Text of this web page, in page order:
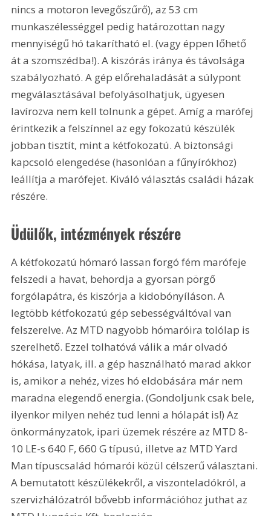
nincs a motoron levegőszűrő), az 53 cm
munkaszélességgel pedig határozottan nagy
mennyiségű hó takarítható el. (vagy éppen lőhető
át a szomszédba!). A kiszórás iránya és távolsága
szabályozható. A gép előrehaladását a súlypont
megválasztásával befolyásolhatjuk, ügyesen
lavírozva nem kell tolnunk a gépet. Amíg a marófej
érintkezik a felszínnel az egy fokozatú készülék
jobban tisztít, mint a kétfokozatú. A biztonsági
kapcsoló elengedése (hasonlóan a fűnyírókhoz)
leállítja a marófejet. Kiváló választás családi házak
részére.
Üdülők, intézmények részére
A kétfokozatú hómaró lassan forgó fém marófeje
felszedi a havat, behordja a gyorsan pörgő
forgólapátra, és kiszórja a kidobónyíláson. A
legtöbb kétfokozatú gép sebességváltóval van
felszerelve. Az MTD nagyobb hómaróira tolólap is
szerelhető. Ezzel tolhatóvá válik a már olvadó
hókása, latyak, ill. a gép használható marad akkor
is, amikor a nehéz, vizes hó eldobására már nem
maradna elegendő energia. (Gondoljunk csak bele,
ilyenkor milyen nehéz tud lenni a hólapát is!) Az
önkormányzatok, ipari üzemek részére az MTD 8-
10 LE-s 640 F, 660 G típusú, illetve az MTD Yard
Man típuscsalád hómarói közül célszerű választani.
A bemutatott készülékekről, a viszonteladókról, a
szervizhálózatról bővebb információhoz juthat az